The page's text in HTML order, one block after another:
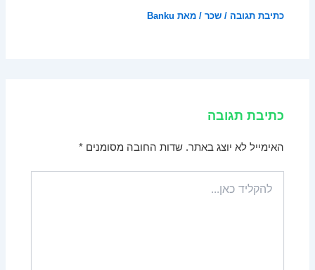
כתיבת תגובה /שכר / מאת Banku
כתיבת תגובה
האימייל לא יוצג באתר. שדות החובה מסומנים*
כאן...